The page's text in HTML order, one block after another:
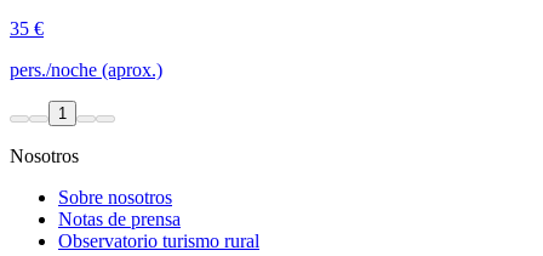
35 €
pers./noche (aprox.)
1
Nosotros
Sobre nosotros
Notas de prensa
Observatorio turismo rural